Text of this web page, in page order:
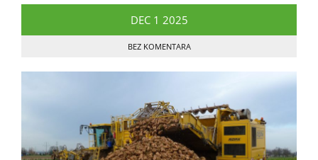
DEC 1 2025
BEZ KOMENTARA